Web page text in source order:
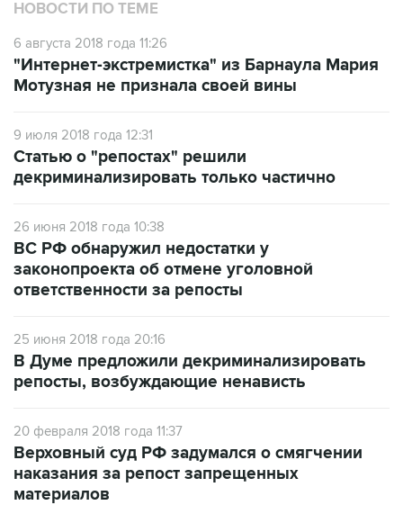
6 августа 2018 года 11:26
Мотузная не признала своей вины
9 июля 2018 года 12:31
декриминализировать только частично
26 июня 2018 года 10:38
законопроекта об отмене уголовной
ответственности за репосты
репосты, возбуждающие ненависть
20 февраля 2018 года 11:37
наказания за репост запрещенных
материалов